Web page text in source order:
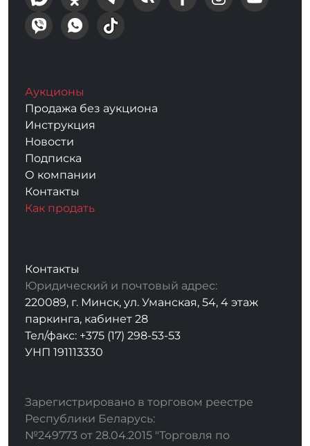
Аукционы
Продажа без аукциона
Инструкция
Новости
Подписка
О компании
Контакты
Как продать
Контакты
Юридический и почтовый адрес:
220089, г. Минск, ул. Уманская, 54, 4 этаж
паркинга, кабинет 28
Тел/факс: +375 (17) 298-53-53
УНП 191113330
Зарегистрировано в торговом реестре
Республики Беларусь:
№249773 от 28.04.2015 "Торговля по